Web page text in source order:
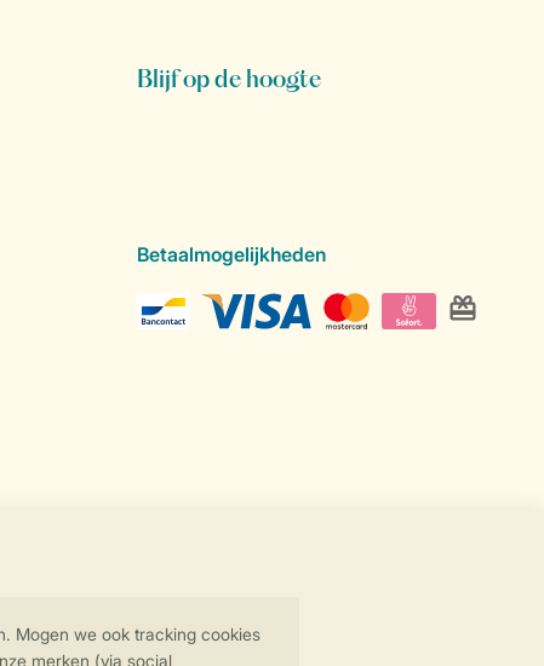
Blijf op de hoogte
Betaalmogelijkheden